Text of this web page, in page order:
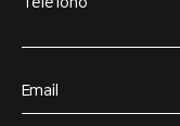
Email